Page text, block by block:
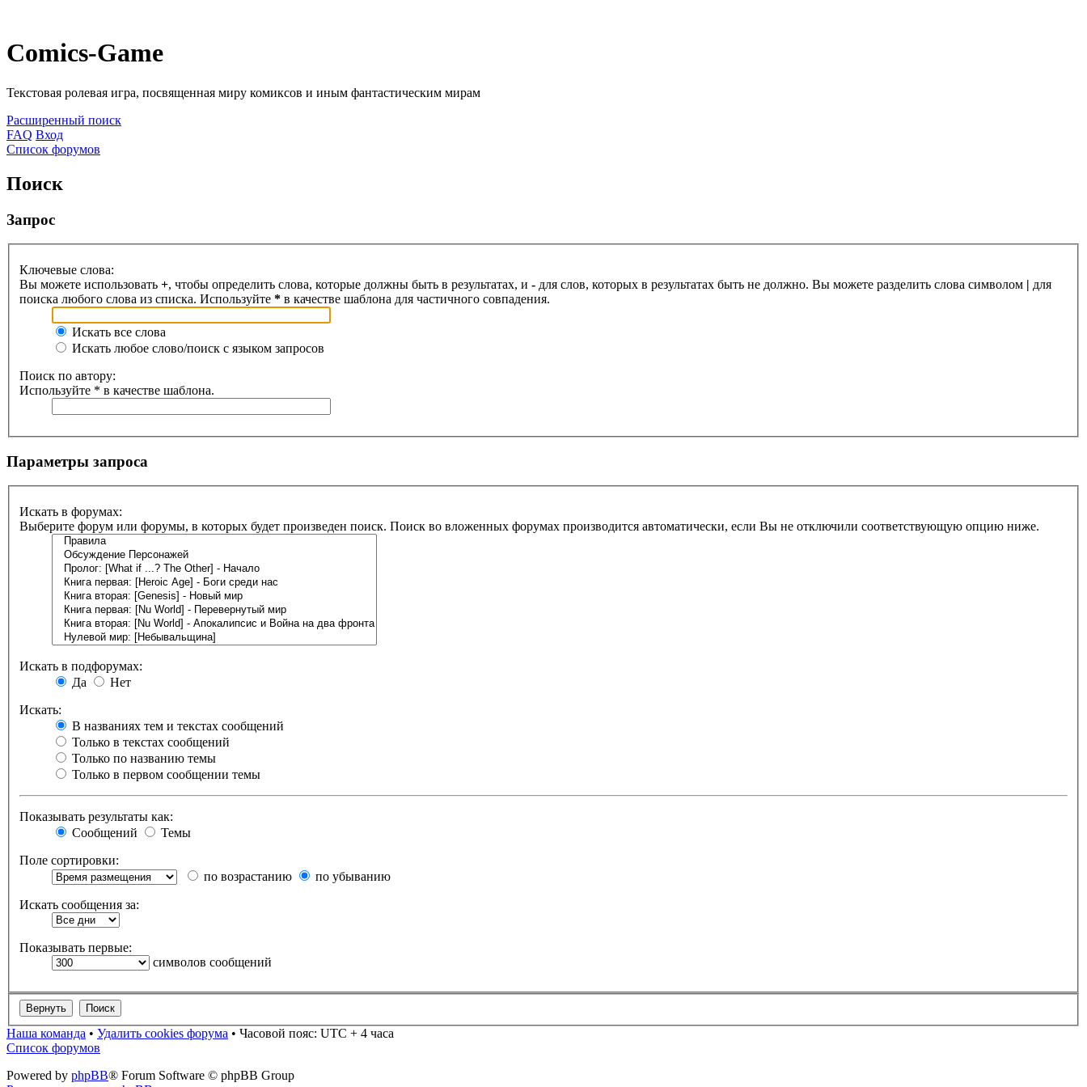
Comics-Game
Текстовая ролевая игра, посвященная миру комиксов и иным фантастическим мирам
Расширенный поиск
FAQ Вход
Список форумов
Поиск
Запрос
Ключевые слова:
Вы можете использовать +, чтобы определить слова, которые должны быть в результатах, и - для слов, которых в результатах быть не должно. Вы можете разделить слова символом | для
поиска любого слова из списка. Используйте * в качестве шаблона для частичного совпадения.
Искать все слова
Искать любое слово/поиск с языком запросов
Поиск по автору:
Используйте * в качестве шаблона.
Параметры запроса
Искать в форумах:
Выберите форум или форумы, в которых будет произведен поиск. Поиск во вложенных форумах производится автоматически, если Вы не отключили соответствующую опцию ниже.
Искать в подфорумах:
Да
Нет
Искать:
В названиях тем и текстах сообщений
Только в текстах сообщений
Только по названию темы
Только в первом сообщении темы
Показывать результаты как:
Сообщений
Темы
Поле сортировки:
по возрастанию
по убыванию
Искать сообщения за:
Показывать первые:
символов сообщений
Наша команда • Удалить cookies форума • Часовой пояс: UTC + 4 часа
Список форумов
Powered by phpBB® Forum Software © phpBB Group